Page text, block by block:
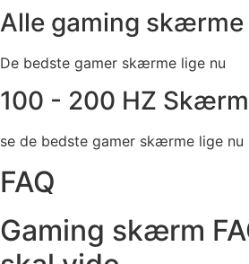
Alle gaming skærme
De bedste gamer skærme lige nu
100 - 200 HZ
se de bedste gamer skærme lige nu
FAQ
Gaming skærm